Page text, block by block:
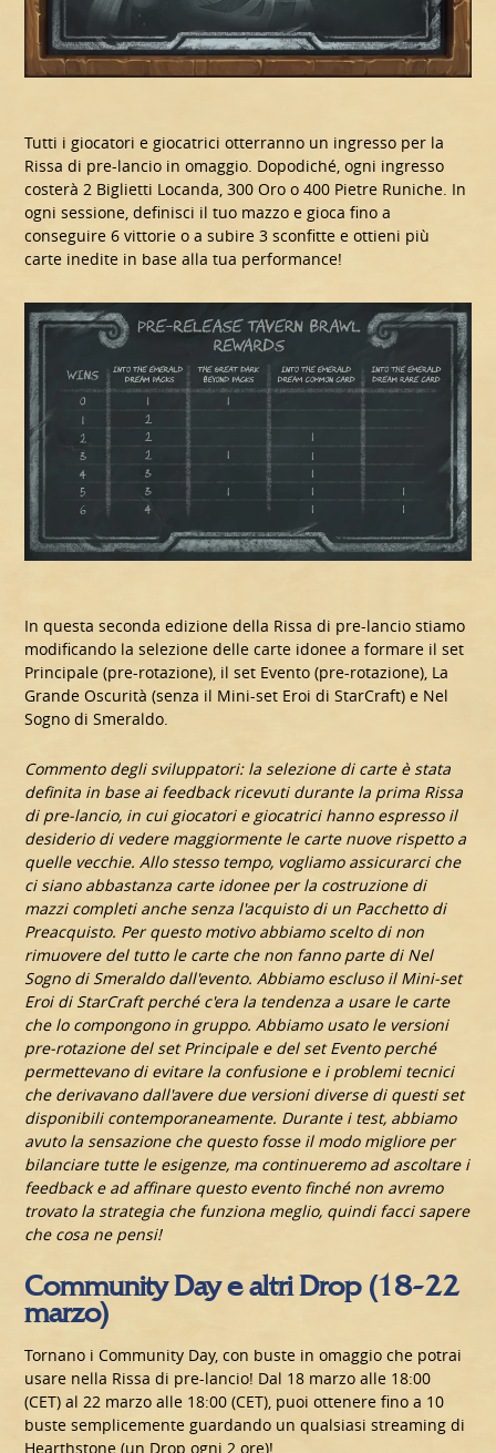
Tutti i giocatori e giocatrici otterranno un ingresso per la
Rissa di pre-lancio in omaggio. Dopodiché, ogni ingresso
costerà 2 Biglietti Locanda, 300 Oro o 400 Pietre Runiche. In
ogni sessione, definisci il tuo mazzo e gioca fino a
conseguire 6 vittorie o a subire 3 sconfitte e ottieni più
carte inedite in base alla tua performance!
In questa seconda edizione della Rissa di pre-lancio stiamo
modificando la selezione delle carte idonee a formare il set
Principale (pre-rotazione), il set Evento (pre-rotazione), La
Grande Oscurità (senza il Mini-set Eroi di StarCraft) e Nel
Sogno di Smeraldo.
Commento degli sviluppatori: la selezione di carte è stata
definita in base ai feedback ricevuti durante la prima Rissa
di pre-lancio, in cui giocatori e giocatrici hanno espresso il
desiderio di vedere maggiormente le carte nuove rispetto a
quelle vecchie. Allo stesso tempo, vogliamo assicurarci che
ci siano abbastanza carte idonee per la costruzione di
mazzi completi anche senza l'acquisto di un Pacchetto di
Preacquisto. Per questo motivo abbiamo scelto di non
rimuovere del tutto le carte che non fanno parte di Nel
Sogno di Smeraldo dall'evento. Abbiamo escluso il Mini-set
Eroi di StarCraft perché c'era la tendenza a usare le carte
che lo compongono in gruppo. Abbiamo usato le versioni
pre-rotazione del set Principale e del set Evento perché
permettevano di evitare la confusione e i problemi tecnici
che derivavano dall'avere due versioni diverse di questi set
disponibili contemporaneamente. Durante i test, abbiamo
avuto la sensazione che questo fosse il modo migliore per
bilanciare tutte le esigenze, ma continueremo ad ascoltare i
feedback e ad affinare questo evento finché non avremo
trovato la strategia che funziona meglio, quindi facci sapere
che cosa ne pensi!
Community Day e altri Drop (18-22
marzo)
Tornano i Community Day, con buste in omaggio che potrai
usare nella Rissa di pre-lancio! Dal 18 marzo alle 18:00
(CET) al 22 marzo alle 18:00 (CET), puoi ottenere fino a 10
buste semplicemente guardando un qualsiasi streaming di
Hearthstone (un Drop ogni 2 ore)!